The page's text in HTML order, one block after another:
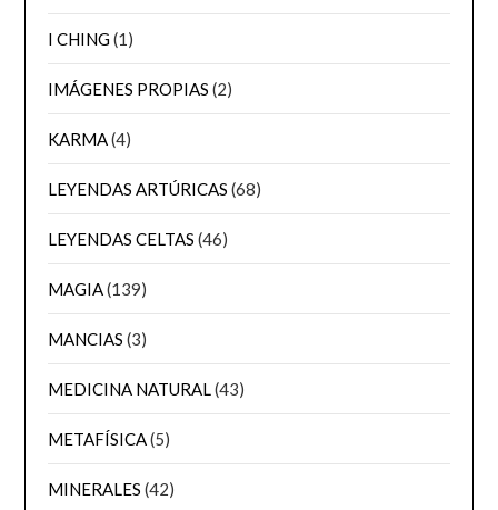
I CHING(1)
IMÁGENES PROPIAS (2)
KARMA(4)
LEYENDAS ARTÚRICAS (68)
LEYENDAS CELTAS (46)
MAGIA(139)
MANCIAS (3)
MEDICINA NATURAL(43)
METAFÍSICA(5)
MINERALES (42)